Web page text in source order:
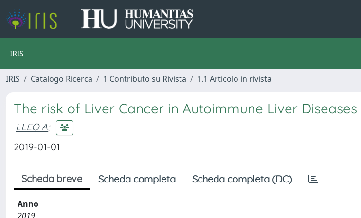
IRIS
IRIS Catalogo Ricerca 1 Contributo su Rivista 1.1 Articolo in rivista
The risk of Liver Cancer in Autoimmune Liver Diseases
LLEO A;
2019-01-01
Scheda breve Scheda completa Scheda completa (DC)
Anno
2019